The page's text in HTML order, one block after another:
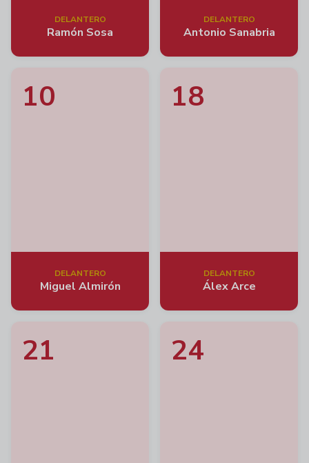
DELANTERO
Ramón Sosa
DELANTERO
Antonio Sanabria
DELANTERO
10
Miguel Almirón
DELANTERO
18
Álex Arce
21 24